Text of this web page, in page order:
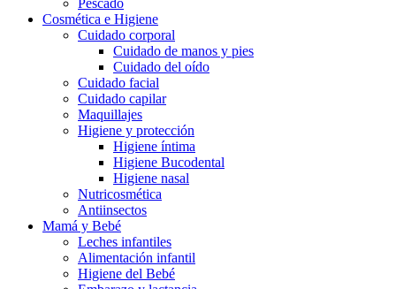
Pescado
Cosmética e Higiene
Cuidado corporal
Cuidado de manos y pies
Cuidado del oído
Cuidado facial
Cuidado capilar
Maquillajes
Higiene y protección
Higiene íntima
Higiene Bucodental
Higiene nasal
Nutricosmética
Antiinsectos
Mamá y Bebé
Leches infantiles
Alimentación infantil
Higiene del Bebé